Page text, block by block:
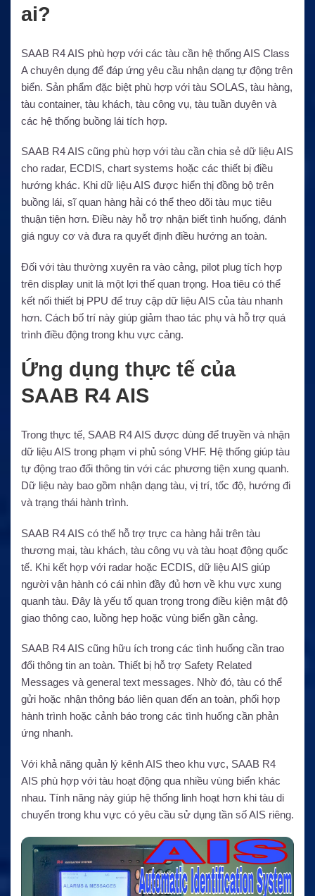
ai?
SAAB R4 AIS phù hợp với các tàu cần hệ thống AIS Class
A chuyên dụng để đáp ứng yêu cầu nhận dạng tự động trên
biển. Sản phẩm đặc biệt phù hợp với tàu SOLAS, tàu hàng,
tàu container, tàu khách, tàu công vụ, tàu tuần duyên và
các hệ thống buồng lái tích hợp.
SAAB R4 AIS cũng phù hợp với tàu cần chia sẻ dữ liệu AIS
cho radar, ECDIS, chart systems hoặc các thiết bị điều
hướng khác. Khi dữ liệu AIS được hiển thị đồng bộ trên
buồng lái, sĩ quan hàng hải có thể theo dõi tàu mục tiêu
thuận tiện hơn. Điều này hỗ trợ nhận biết tình huống, đánh
giá nguy cơ và đưa ra quyết định điều hướng an toàn.
Đối với tàu thường xuyên ra vào cảng, pilot plug tích hợp
trên display unit là một lợi thế quan trọng. Hoa tiêu có thể
kết nối thiết bị PPU để truy cập dữ liệu AIS của tàu nhanh
hơn. Cách bố trí này giúp giảm thao tác phụ và hỗ trợ quá
trình điều động trong khu vực cảng.
Ứng dụng thực tế của
SAAB R4 AIS
Trong thực tế, SAAB R4 AIS được dùng để truyền và nhận
dữ liệu AIS trong phạm vi phủ sóng VHF. Hệ thống giúp tàu
tự động trao đổi thông tin với các phương tiện xung quanh.
Dữ liệu này bao gồm nhận dạng tàu, vị trí, tốc độ, hướng đi
và trạng thái hành trình.
SAAB R4 AIS có thể hỗ trợ trực ca hàng hải trên tàu
thương mại, tàu khách, tàu công vụ và tàu hoạt động quốc
tế. Khi kết hợp với radar hoặc ECDIS, dữ liệu AIS giúp
người vận hành có cái nhìn đầy đủ hơn về khu vực xung
quanh tàu. Đây là yếu tố quan trọng trong điều kiện mật độ
giao thông cao, luồng hẹp hoặc vùng biển gần cảng.
SAAB R4 AIS cũng hữu ích trong các tình huống cần trao
đổi thông tin an toàn. Thiết bị hỗ trợ Safety Related
Messages và general text messages. Nhờ đó, tàu có thể
gửi hoặc nhận thông báo liên quan đến an toàn, phối hợp
hành trình hoặc cảnh báo trong các tình huống cần phản
ứng nhanh.
Với khả năng quản lý kênh AIS theo khu vực, SAAB R4
AIS phù hợp với tàu hoạt động qua nhiều vùng biển khác
nhau. Tính năng này giúp hệ thống linh hoạt hơn khi tàu di
chuyển trong khu vực có yêu cầu sử dụng tần số AIS riêng.